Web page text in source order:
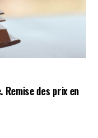
Remise des prix en